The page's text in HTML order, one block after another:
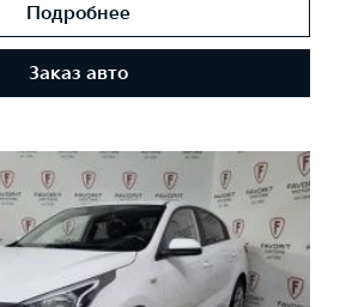
Подробнее
Заказ авто